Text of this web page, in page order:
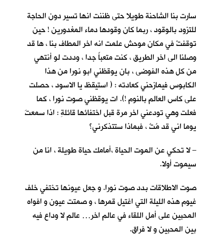
سارت بنا الشاحنة طويلا حتى ظننت انها تسير دون الحاجة
للتزود بالوقود ، ربما كان وقودها دماء المغدورين ! حين
توقفتْ في مكان موحش علمت انه اخر المطاف بنا ، ها قد
وصلنا الى اخر الطريق ، كنت متعباً جدا ، وددت لو أنتهي
من كل هذه الفوضى ، بان يوقظني ابو نورا من هذا
الكابوس فيمازحني كعادته : ( استيقظ يا الاسود ، حصلت
على كاس العالم بالنوم !). ات يوقظني صوت نورا ، كما
فعلت وهي تودعني اخر مرة قبل اختفائها قائلةِ : اذا سمعتَ
يوما اني قد مُتٌ ، فبماذا ستتذكرني؟
– لا تحكي عن الموت الحياة ،أمامك حياة طويلة ، انا من
سيموت أولا.
صوت الاطلاقات بدد صوت نورا. و جعل عيونها تختفي خلف
غيوم هذه الليلة التي اغتيل قمرها ، و صمتت عيون و افواه
المحبين على أمل اللقاء في عالم اخر… عالم لا وداع فيه
بين المحبين و لا فراق.